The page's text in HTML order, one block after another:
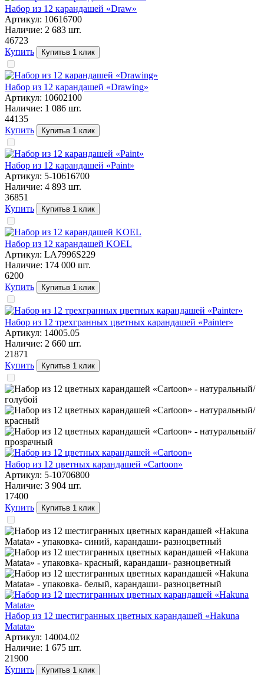
Набор из 12 карандашей «Draw»
Артикул: 10616700
Наличие: 2 683 шт.
46723
Купить
Купитьв 1 клик
Набор из 12 карандашей «Drawing»
Артикул: 10602100
Наличие: 1 086 шт.
44135
Купить
Купитьв 1 клик
Набор из 12 карандашей «Paint»
Артикул: 5-10616700
Наличие: 4 893 шт.
36851
Купить
Купитьв 1 клик
Набор из 12 карандашей KOEL
Артикул: LA7996S229
Наличие: 174 000 шт.
6200
Купить
Купитьв 1 клик
Набор из 12 трехгранных цветных карандашей «Painter»
Артикул: 14005.05
Наличие: 2 660 шт.
21871
Купить
Купитьв 1 клик
Набор из 12 цветных карандашей «Cartoon»
Артикул: 5-10706800
Наличие: 3 904 шт.
17400
Купить
Купитьв 1 клик
Набор из 12 шестигранных цветных карандашей «Hakuna
Matata»
Артикул: 14004.02
Наличие: 1 675 шт.
21900
Купить
Купитьв 1 клик